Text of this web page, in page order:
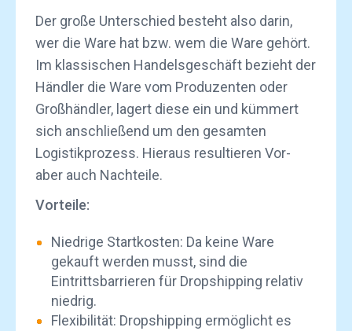
Der große Unterschied besteht also darin,
wer die Ware hat bzw. wem die Ware gehört.
Im klassischen Handelsgeschäft bezieht der
Händler die Ware vom Produzenten oder
Großhändler, lagert diese ein und kümmert
sich anschließend um den gesamten
Logistikprozess. Hieraus resultieren Vor-
aber auch Nachteile.
Vorteile:
Niedrige Startkosten: Da keine Ware
gekauft werden musst, sind die
Eintrittsbarrieren für Dropshipping relativ
niedrig.
Flexibilität: Dropshipping ermöglicht es